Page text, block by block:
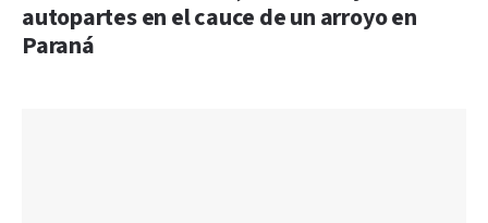
autopartes en el cauce de un arroyo en
Paraná